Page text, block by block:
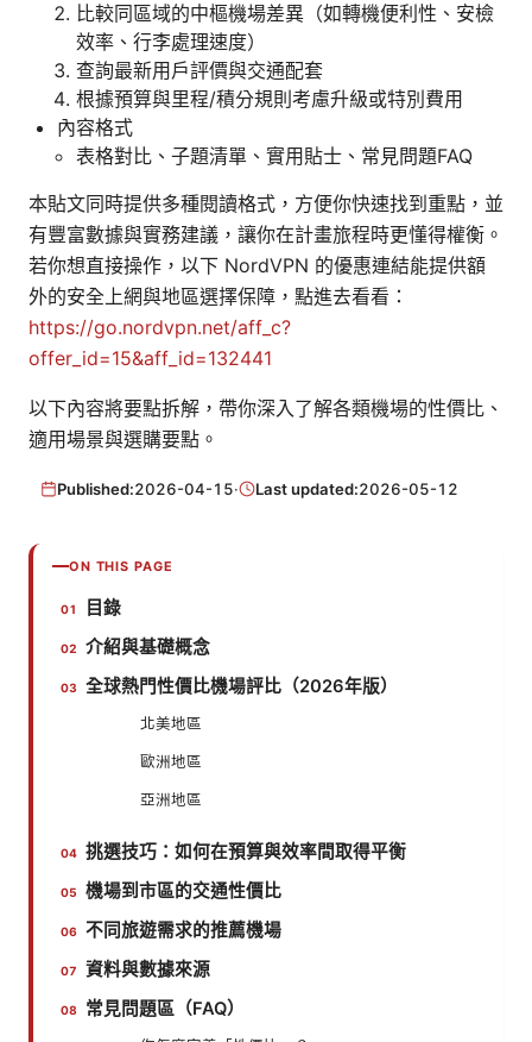
比較同區域的中樞機場差異（如轉機便利性、安檢
效率、行李處理速度）
查詢最新用戶評價與交通配套
根據預算與里程/積分規則考慮升級或特別費用
內容格式
表格對比、子題清單、實用貼士、常見問題FAQ
本貼文同時提供多種閱讀格式，方便你快速找到重點，並
有豐富數據與實務建議，讓你在計畫旅程時更懂得權衡。
若你想直接操作，以下 NordVPN 的優惠連結能提供額
外的安全上網與地區選擇保障，點進去看看：
https://go.nordvpn.net/aff_c?
offer_id=15&aff_id=132441
以下內容將要點拆解，帶你深入了解各類機場的性價比、
適用場景與選購要點。
Published:2026-04-15· Last updated:2026-05-12
ON THIS PAGE
目錄
介紹與基礎概念
全球熱門性價比機場評比（2026年版）
北美地區
歐洲地區
亞洲地區
挑選技巧：如何在預算與效率間取得平衡
機場到市區的交通性價比
不同旅遊需求的推薦機場
資料與數據來源
常見問題區（FAQ）